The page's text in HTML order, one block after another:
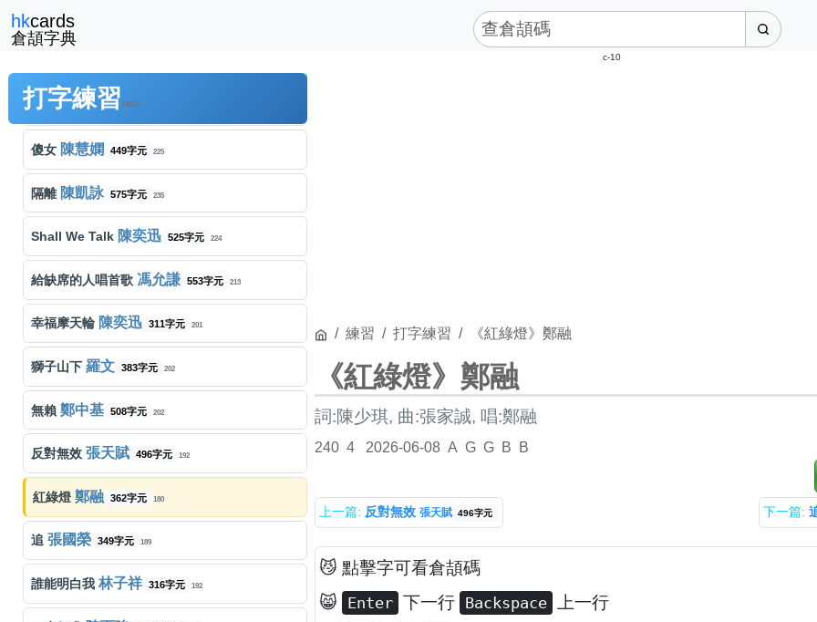
hkcards
倉頡字典
打字練習18623
郵差王菲
說謊者張天賦 472字元
傻女 陳慧嫻 449字元 225
隔離 陳凱詠 575字元 235
Shall We Talk 陳奕迅 525字元 224
給缺席的人唱首歌 馮允謙 553字元 213
幸福摩天輪 陳奕迅 311字元 201
獅子山下 羅文 383字元 202
無賴 鄭中基 508字元 202
反對無效 張天賦 496字元 192
紅綠燈鄭融 362字元 180
追 張國榮 349字元 189
誰能明白我 林子祥 316字元 192
c-10
練習 打字練習 《紅綠燈》鄭融
《紅綠燈》鄭融
詞:陳少琪, 曲:張家誠, 唱:鄭融
240 4 2026-06-08 A G G B B
上一篇: 反對無效 張天賦 496字元 下一篇:
😼 點擊字可看倉頡碼
😸 Enter 下一行 Backspace
上一行